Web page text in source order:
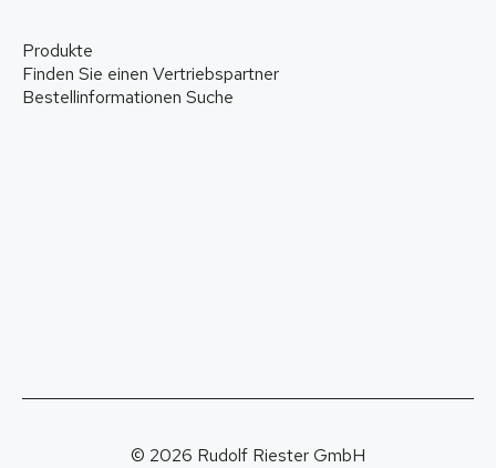
Produkte
Finden Sie einen Vertriebspartner
Bestellinformationen Suche
© 2026 Rudolf Riester GmbH